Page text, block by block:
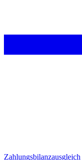
Zahlungsbilanzausgleich